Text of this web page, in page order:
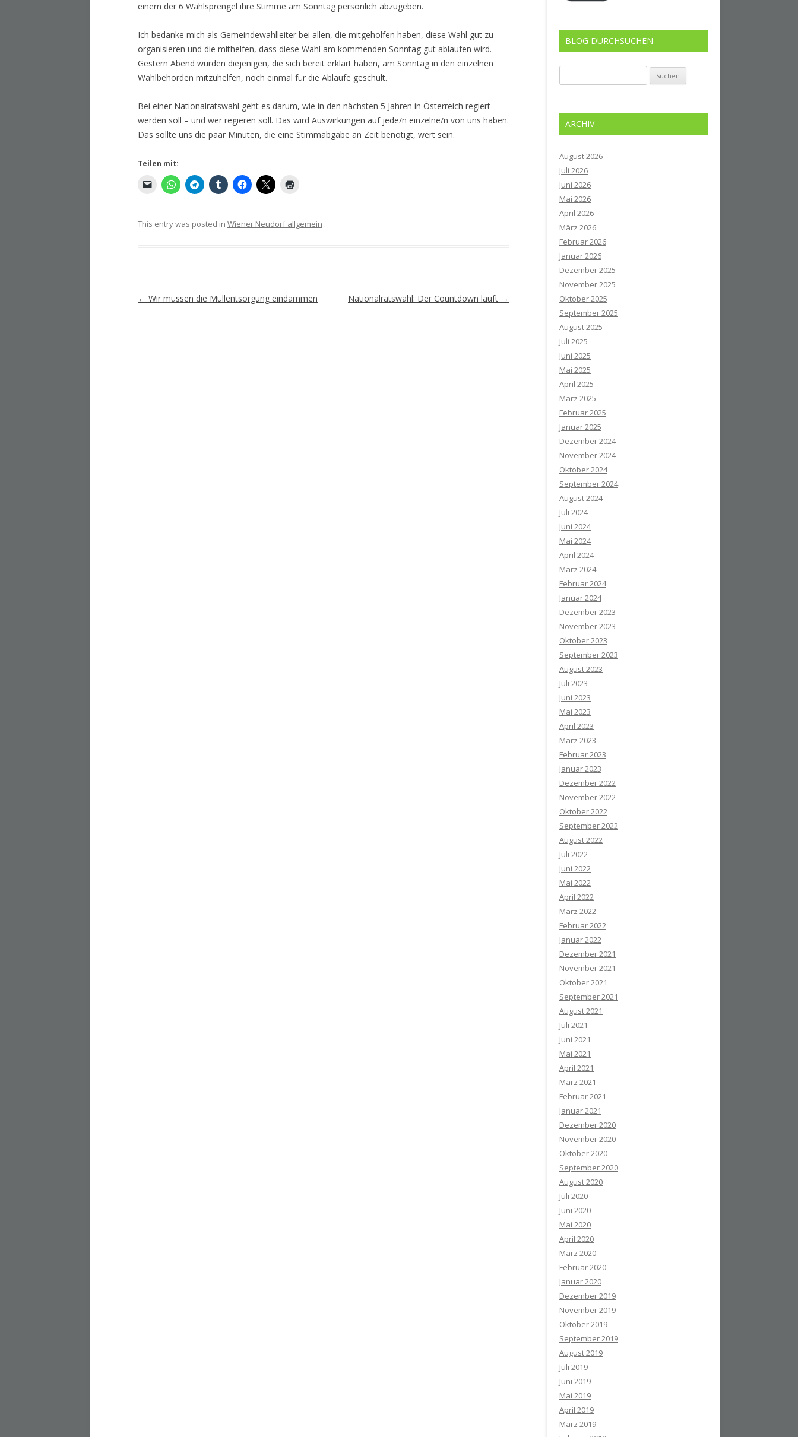
einem der 6 Wahlsprengel ihre Stimme am Sonntag persönlich abzugeben.
Ich bedanke mich als Gemeindewahlleiter bei allen, die mitgeholfen haben, diese Wahl gut zu
organisieren und die mithelfen, dass diese Wahl am kommenden Sonntag gut ablaufen wird.
Gestern Abend wurden diejenigen, die sich bereit erklärt haben, am Sonntag in den einzelnen
Wahlbehörden mitzuhelfen, noch einmal für die Abläufe geschult.
Bei einer Nationalratswahl geht es darum, wie in den nächsten 5 Jahren in Österreich regiert
werden soll – und wer regieren soll. Das wird Auswirkungen auf jede/n einzelne/n von uns haben.
Das sollte uns die paar Minuten, die eine Stimmabgabe an Zeit benötigt, wert sein.
Teilen mit:
This entry was posted in Wiener Neudorf allgemein .
Artikel-
← Wir müssen die Müllentsorgung eindämmen Nationalratswahl: Der Countdown läuft →
BLOG DURCHSUCHEN
nach:
ARCHIV
August 2026
Juli 2026
Juni 2026
Mai 2026
April 2026
März 2026
Februar 2026
Januar 2026
Dezember 2025
November 2025
Oktober 2025
September 2025
August 2025
Juli 2025
Juni 2025
Mai 2025
April 2025
März 2025
Februar 2025
Januar 2025
Dezember 2024
November 2024
Oktober 2024
September 2024
August 2024
Juli 2024
Juni 2024
Mai 2024
April 2024
März 2024
Februar 2024
Januar 2024
Dezember 2023
November 2023
Oktober 2023
September 2023
August 2023
Juli 2023
Juni 2023
Mai 2023
April 2023
März 2023
Februar 2023
Januar 2023
Dezember 2022
November 2022
Oktober 2022
September 2022
August 2022
Juli 2022
Juni 2022
Mai 2022
April 2022
März 2022
Februar 2022
Januar 2022
Dezember 2021
November 2021
Oktober 2021
September 2021
August 2021
Juli 2021
Juni 2021
Mai 2021
April 2021
März 2021
Februar 2021
Januar 2021
Dezember 2020
November 2020
Oktober 2020
September 2020
August 2020
Juli 2020
Juni 2020
Mai 2020
April 2020
März 2020
Februar 2020
Januar 2020
Dezember 2019
November 2019
Oktober 2019
September 2019
August 2019
Juli 2019
Juni 2019
Mai 2019
April 2019
März 2019